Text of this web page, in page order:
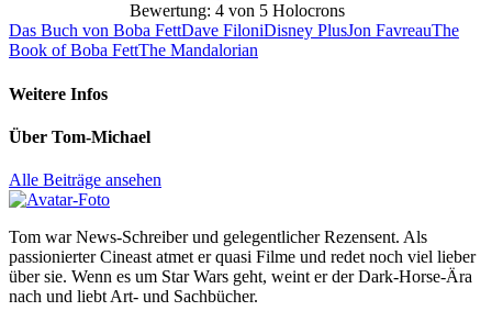
Bewertung: 4 von 5 Holocrons
Das Buch von Boba FettDave FiloniDisney PlusJon FavreauThe
Book of Boba FettThe Mandalorian
Weitere Infos
Über Tom-Michael
Alle Beiträge ansehen
Tom war News-Schreiber und gelegentlicher Rezensent. Als
passionierter Cineast atmet er quasi Filme und redet noch viel lieber
über sie. Wenn es um Star Wars geht, weint er der Dark-Horse-Ära
nach und liebt Art- und Sachbücher.